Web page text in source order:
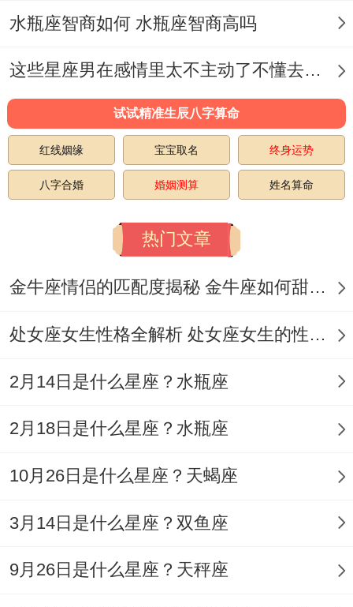
会议中手腕不经意划过太阳穴的小动作能巧
～
晚餐后散步避开银杏大道！
正在换叶的树木跟逆行的金星可能变成奇怪
的能量场~某个健身APP意外的推送的燃脂
还是跟着广场舞阿姨们跳新改编的《本草纲
端着餐盘犹豫的三秒钟里~选靠窗位置可能
错过采购部透露的年终奖消息 - 但会偶遇实
奶油可颂"可能成位下周部门团建的新目的
水瓶座智商如何 水瓶座智商高吗
这些星座男在感情里太不主动了不懂去爱 这些星座男在感情中排第几
试试精准生辰八字算命
红线姻缘 宝宝取名 终身运势
八字合婚 婚姻测算 姓名算命
热门文章
金牛座情侣的匹配度揭秘 金牛座如何甜蜜恋爱
处女座女生性格全解析 处女座女生的性格是什么样的
2月14日是什么星座？水瓶座
2月18日是什么星座？水瓶座
10月26日是什么星座？天蝎座
3月14日是什么星座？双鱼座
9月26日是什么星座？天秤座